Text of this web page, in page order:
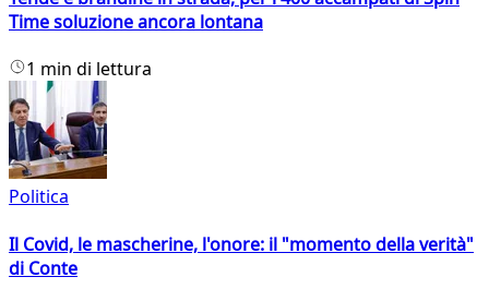
Time soluzione ancora lontana
1 min di lettura
Politica
Il Covid, le mascherine, l'onore: il "momento della verità"
di Conte